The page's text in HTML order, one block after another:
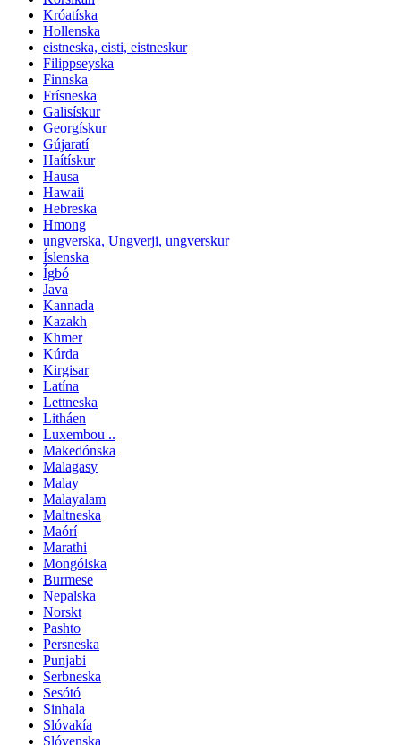
Króatíska
Hollenska
eistneska, eisti, eistneskur
Filippseyska
Finnska
Frísneska
Galisískur
Georgískur
Gújaratí
Haítískur
Hausa
Hawaii
Hebreska
Hmong
ungverska, Ungverji, ungverskur
Íslenska
Ígbó
Java
Kannada
Kazakh
Khmer
Kúrda
Kirgisar
Latína
Lettneska
Litháen
Luxembou ..
Makedónska
Malagasy
Malay
Malayalam
Maltneska
Maórí
Marathi
Mongólska
Burmese
Nepalska
Norskt
Pashto
Persneska
Punjabi
Serbneska
Sesótó
Sinhala
Slóvakía
Slóvenska